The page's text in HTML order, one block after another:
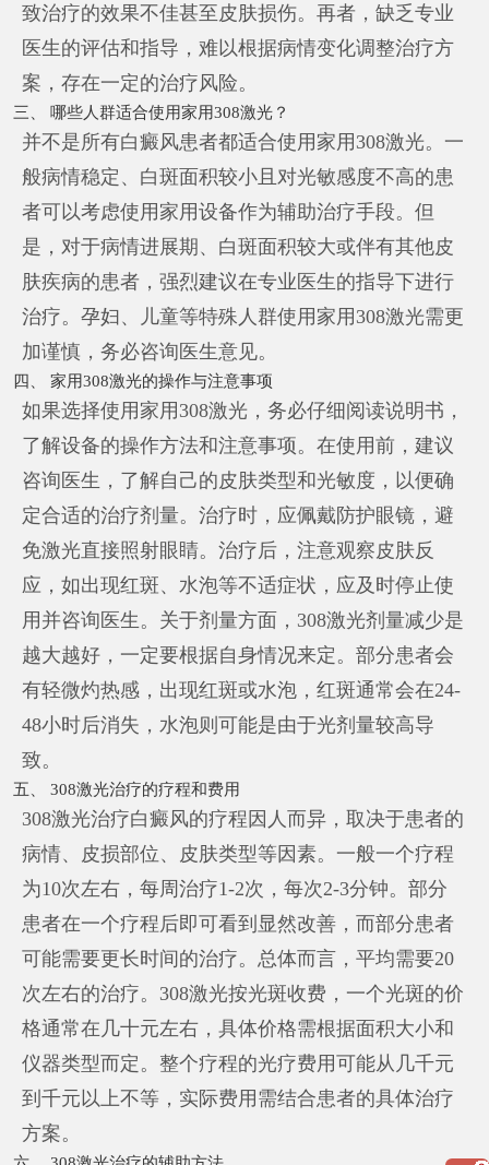
致治疗的效果不佳甚至皮肤损伤。再者，缺乏专业
医生的评估和指导，难以根据病情变化调整治疗方
案，存在一定的治疗风险。
三、 哪些人群适合使用家用308激光？
并不是所有白癜风患者都适合使用家用308激光。一
般病情稳定、白斑面积较小且对光敏感度不高的患
者可以考虑使用家用设备作为辅助治疗手段。但
是，对于病情进展期、白斑面积较大或伴有其他皮
肤疾病的患者，强烈建议在专业医生的指导下进行
治疗。孕妇、儿童等特殊人群使用家用308激光需更
加谨慎，务必咨询医生意见。
四、 家用308激光的操作与注意事项
如果选择使用家用308激光，务必仔细阅读说明书，
了解设备的操作方法和注意事项。在使用前，建议
咨询医生，了解自己的皮肤类型和光敏度，以便确
定合适的治疗剂量。治疗时，应佩戴防护眼镜，避
免激光直接照射眼睛。治疗后，注意观察皮肤反
应，如出现红斑、水泡等不适症状，应及时停止使
用并咨询医生。关于剂量方面，308激光剂量减少是
越大越好，一定要根据自身情况来定。部分患者会
有轻微灼热感，出现红斑或水泡，红斑通常会在24-
48小时后消失，水泡则可能是由于光剂量较高导
致。
五、 308激光治疗的疗程和费用
308激光治疗白癜风的疗程因人而异，取决于患者的
病情、皮损部位、皮肤类型等因素。一般一个疗程
为10次左右，每周治疗1-2次，每次2-3分钟。部分
患者在一个疗程后即可看到显然改善，而部分患者
可能需要更长时间的治疗。总体而言，平均需要20
次左右的治疗。308激光按光斑收费，一个光斑的价
格通常在几十元左右，具体价格需根据面积大小和
仪器类型而定。整个疗程的光疗费用可能从几千元
到千元以上不等，实际费用需结合患者的具体治疗
方案。